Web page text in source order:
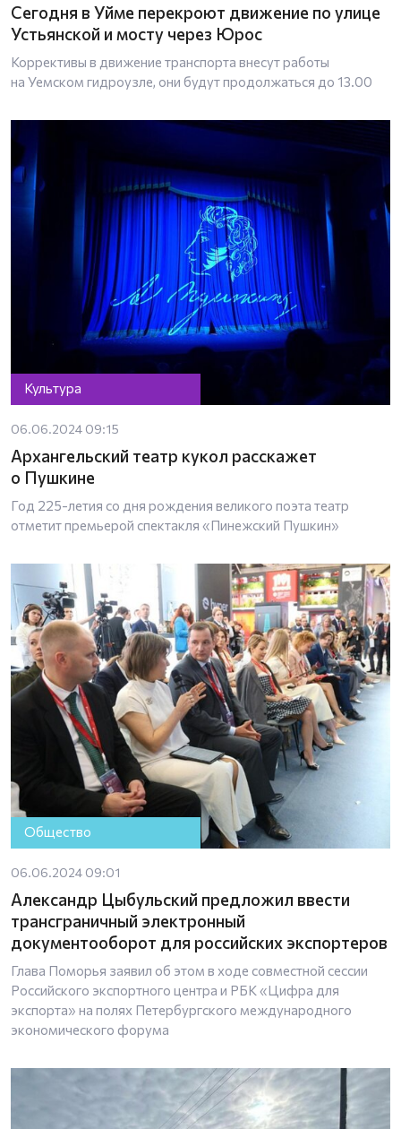
Сегодня в Уйме перекроют движение по улице
Устьянской и мосту через Юрос
Коррективы в движение транспорта внесут работы
на Уемском гидроузле, они будут продолжаться до 13.00
Культура
06.06.2024 09:15
Архангельский театр кукол расскажет
о Пушкине
Год 225-летия со дня рождения великого поэта театр
отметит премьерой спектакля «Пинежский Пушкин»
Общество
06.06.2024 09:01
Александр Цыбульский предложил ввести
трансграничный электронный
документооборот для российских экспортеров
Глава Поморья заявил об этом в ходе совместной сессии
Российского экспортного центра и РБК «Цифра для
экспорта» на полях Петербургского международного
экономического форума